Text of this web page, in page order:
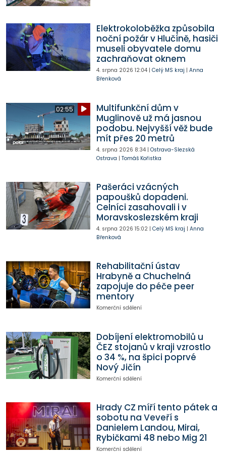
Elektrokoloběžka způsobila
noční požár v Hlučíně, hasiči
museli obyvatele domu
zachraňovat oknem
4. srpna 2026 12:04| Celý MS kraj | Anna
Břenková
02:55
Multifunkční dům v
Muglinově už má jasnou
podobu. Nejvyšší věž bude
mít přes 20 metrů
4. srpna 2026 8:34| Ostrava-Slezská
Ostrava | Tomáš Kořistka
Pašeráci vzácných
papoušků dopadeni.
Celníci zasahovali i v
Moravskoslezském kraji
4. srpna 2026 15:02| Celý MS kraj | Anna
Břenková
Rehabilitační ústav
Hrabyně a Chuchelná
zapojuje do péče peer
mentory
Komerční sdělení
Dobíjení elektromobilů u
ČEZ stojanů v kraji vzrostlo
o 34 %, na špici poprvé
Nový Jičín
Komerční sdělení
Hrady CZ míří tento pátek a
sobotu na Veveří s
Danielem Landou, Mirai,
Rybičkami 48 nebo Mig 21
Komerční sdělení